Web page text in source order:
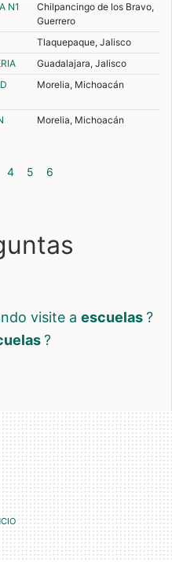
N1
Chilpancingo de los Bravo,
Guerrero
Tlaquepaque, Jalisco
Guadalajara, Jalisco
Morelia, Michoacán
Morelia, Michoacán
4 5 6
visite a escuelas?
?